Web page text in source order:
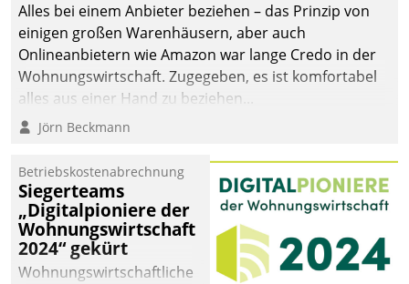
Alles bei einem Anbieter beziehen – das Prinzip von
einigen großen Warenhäusern, aber auch
Onlineanbietern wie Amazon war lange Credo in der
Wohnungswirtschaft. Zugegeben, es ist komfortabel
alles aus einer Hand zu beziehen...
Jörn Beckmann
Betriebskostenabrechnung
Siegerteams
„Digitalpioniere der
Wohnungswirtschaft
2024“ gekürt
Wohnungswirtschaftliche